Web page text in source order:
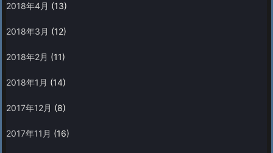
2018年4月 (13)
2018年3月 (12)
2018年2月 (11)
2018年1月 (14)
2017年12月 (8)
2017年11月 (16)